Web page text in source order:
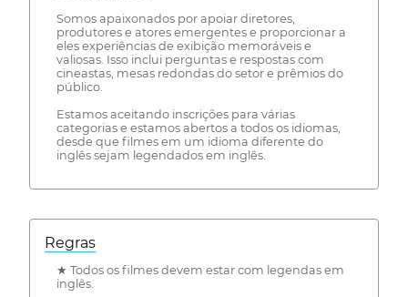
Somos apaixonados por apoiar diretores,
produtores e atores emergentes e proporcionar a
eles experiências de exibição memoráveis e
valiosas. Isso inclui perguntas e respostas com
cineastas, mesas redondas do setor e prêmios do
público.
Estamos aceitando inscrições para várias
categorias e estamos abertos a todos os idiomas,
desde que filmes em um idioma diferente do
inglês sejam legendados em inglês.
Regras
★ Todos os filmes devem estar com legendas em
inglês.